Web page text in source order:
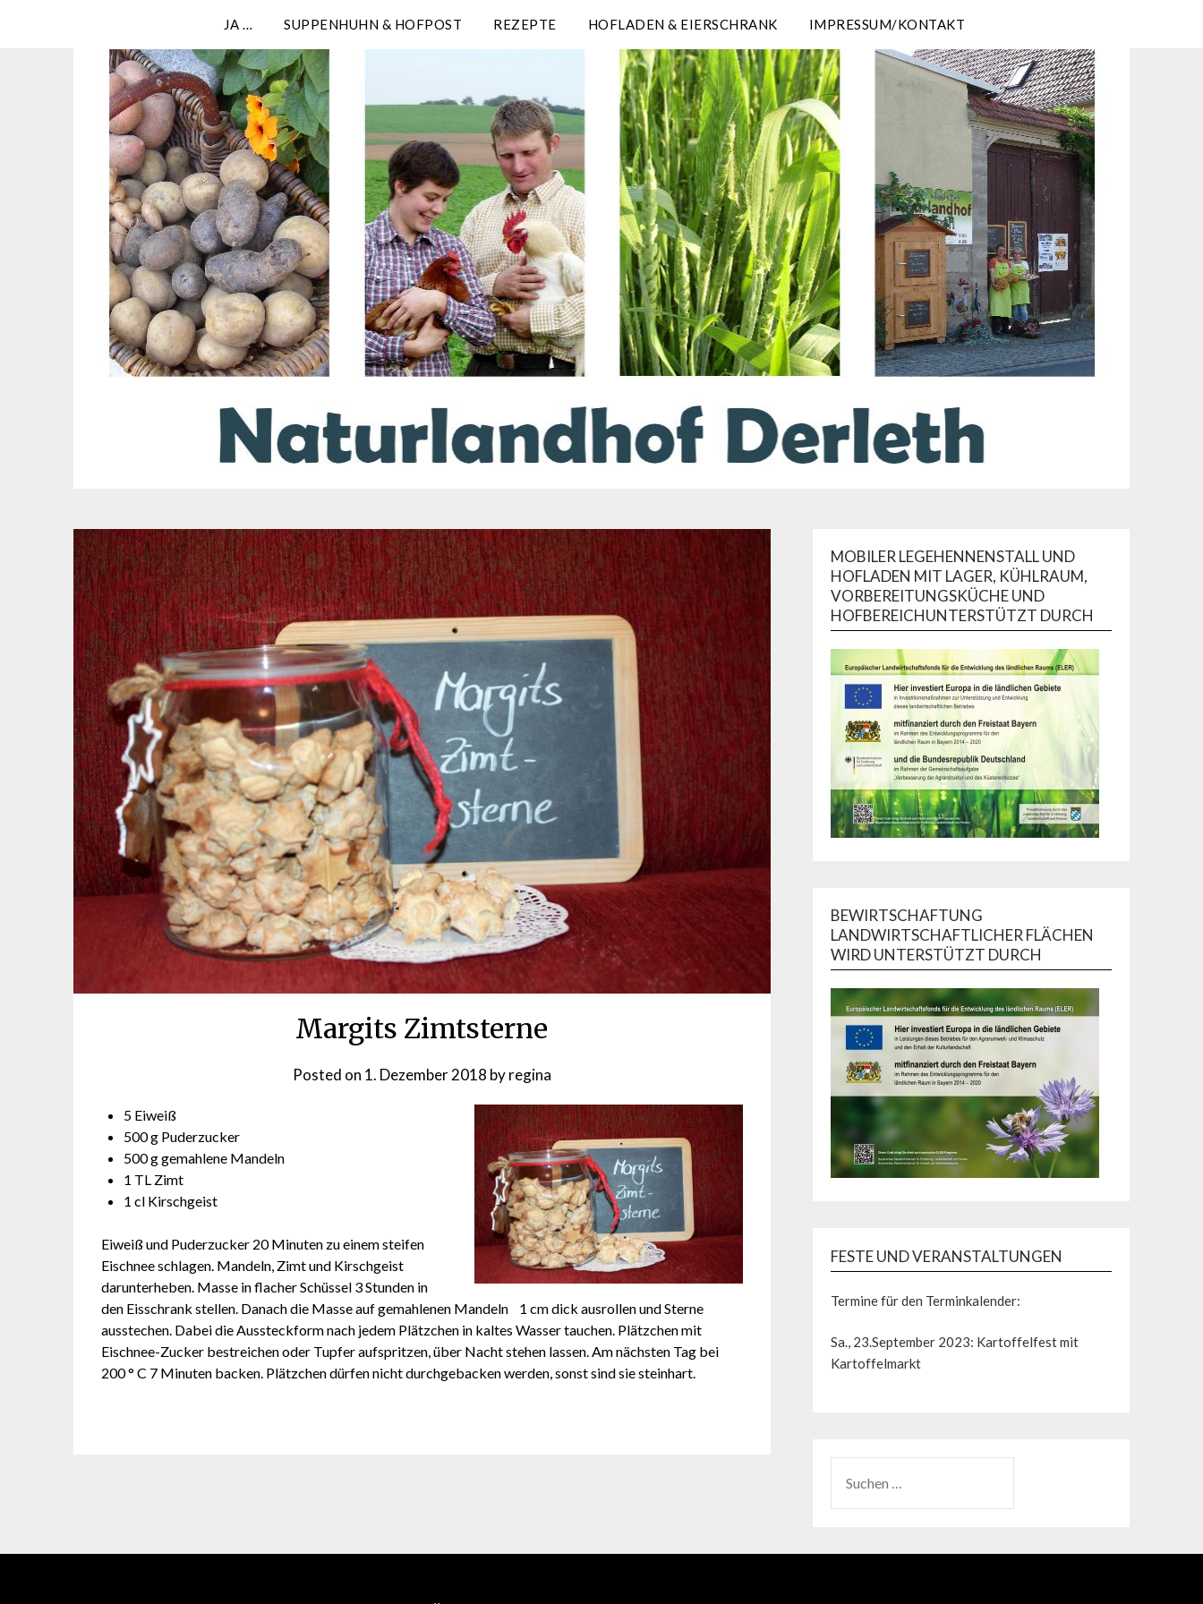
JA … SUPPENHUHN & HOFPOST REZEPTE HOFLADEN & EIERSCHRANK IMPRESSUM/KONTAKT
Margits Zimtsterne
Posted on 1. Dezember 2018 byregina
5 Eiweiß
500 g Puderzucker
500 g gemahlene Mandeln
1 TL Zimt
1 cl Kirschgeist
Eiweiß und Puderzucker 20 Minuten zu einem steifen
Eischnee schlagen. Mandeln, Zimt und Kirschgeist
darunterheben. Masse in flacher Schüssel 3 Stunden in
den Eisschrank stellen. Danach die Masse auf gemahlenen Mandeln 1 cm dick ausrollen und Sterne
ausstechen. Dabei die Aussteckform nach jedem Plätzchen in kaltes Wasser tauchen. Plätzchen mit
Eischnee-Zucker bestreichen oder Tupfer aufspritzen, über Nacht stehen lassen. Am nächsten Tag bei
200 ° C 7 Minuten backen. Plätzchen dürfen nicht durchgebacken werden, sonst sind sie steinhart.
MOBILER LEGEHENNENSTALL UND
HOFLADEN MIT LAGER, KÜHLRAUM,
VORBEREITUNGSKÜCHE UND
HOFBEREICHUNTERSTÜTZT DURCH
BEWIRTSCHAFTUNG
LANDWIRTSCHAFTLICHER FLÄCHEN
WIRD UNTERSTÜTZT DURCH
FESTE UND VERANSTALTUNGEN
Termine für den Terminkalender:
Sa., 23.September 2023: Kartoffelfest mit
Kartoffelmarkt